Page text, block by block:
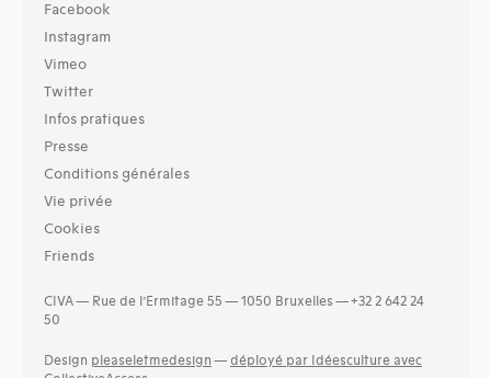
Facebook
Instagram
Vimeo
Twitter
Infos pratiques
Presse
Conditions générales
Vie privée
Cookies
Friends
CIVA — Rue de l’Ermitage 55 — 1050 Bruxelles — +32 2 642 24
50
Design pleaseletmedesign — déployé par Idéesculture avec